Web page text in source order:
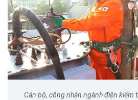
Cán bộ, công nhân ngành điện kiểm